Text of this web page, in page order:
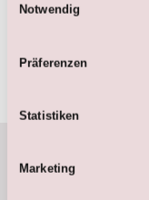
Notwendig
Präferenzen
Statistiken
Marketing
Halten schön